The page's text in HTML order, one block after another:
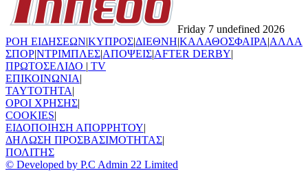
Friday 7 undefined 2026
ΡΟΗ ΕΙΔΗΣΕΩΝ|ΚΥΠΡΟΣ|ΔΙΕΘΝΗ|ΚΑΛΑΘΟΣΦΑΙΡΑ|ΑΛΛΑ
ΣΠΟΡ|ΝΤΡΙΜΠΛΕΣ|ΑΠΟΨΕΙΣ|AFTER DERBY|
ΠΡΩΤΟΣΕΛΙΔΟ | TV
ΕΠΙΚΟΙΝΩΝΙΑ|
TAYTOTHTA|
ΟΡΟΙ ΧΡΗΣΗΣ|
COOKIES|
ΕΙΔΟΠΟΙΗΣΗ ΑΠΟΡΡΗΤΟΥ|
ΔΗΛΩΣΗ ΠΡΟΣΒΑΣΙΜΟΤΗΤΑΣ|
ΠΟΛΙΤΗΣ
© Developed by P.C Admin 22 Limited